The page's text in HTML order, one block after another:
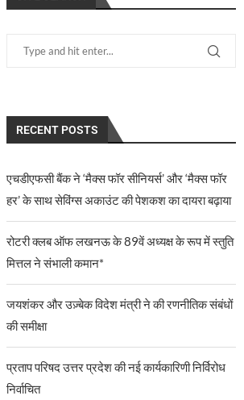
RECENT POSTS
एचडीएफसी बैंक ने ‘मैक्स फॉर सीनियर्स’ और ‘मैक्स फॉर
हर’ के साथ सेविंग्स अकाउंट की पेशकश का दायरा बढ़ाया
रोटरी क्लब ऑफ लखनऊ के 89वें अध्यक्ष के रूप में स्तुति
मित्तल ने संभाली कमान*
जयशंकर और उज़्बेक विदेश मंत्री ने की रणनीतिक संबंधों
की समीक्षा
प्रताप परिषद उत्तर प्रदेश की नई कार्यकारिणी निर्विरोध
निर्वाचित